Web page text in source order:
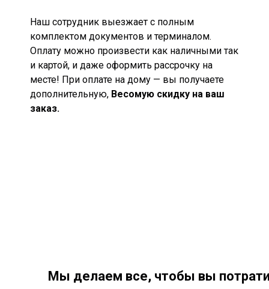
Наш сотрудник выезжает с полным
комплектом документов и терминалом.
Оплату можно произвести как наличными так
и картой, и даже оформить рассрочку на
месте! При оплате на дому — вы получаете
дополнительную, Весомую скидку на ваш
заказ.
Мы делаем все, чтобы вы